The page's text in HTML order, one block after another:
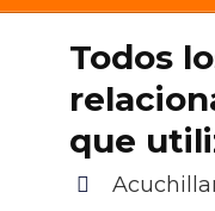
Todos
que